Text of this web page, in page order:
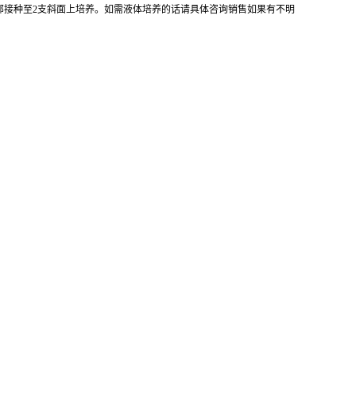
种至2支斜面上培养。如需液体培养的话请具体咨询销售如果有不明